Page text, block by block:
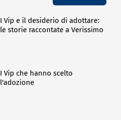
I Vip e il desiderio di adottare:
le storie raccontate a Verissimo
I Vip che hanno scelto
l'adozione